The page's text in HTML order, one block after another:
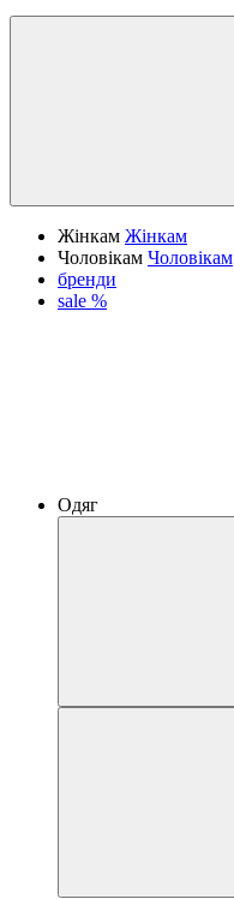
Жінкам Жінкам
Чоловікам Чоловікам
бренди
sale %
Одяг